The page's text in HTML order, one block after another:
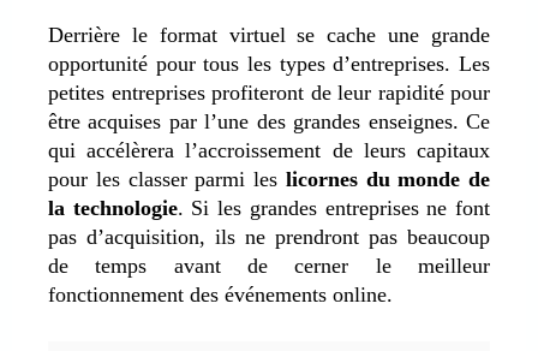
Derrière le format virtuel se cache une grande
opportunité pour tous les types d’entreprises. Les
petites entreprises profiteront de leur rapidité pour
être acquises par l’une des grandes enseignes. Ce
qui accélèrera l’accroissement de leurs capitaux
pour les classer parmi les licornes du monde de
la technologie. Si les grandes entreprises ne font
pas d’acquisition, ils ne prendront pas beaucoup
de temps avant de cerner le meilleur
fonctionnement des événements online.